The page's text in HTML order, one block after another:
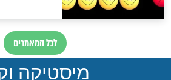
האם אפשר